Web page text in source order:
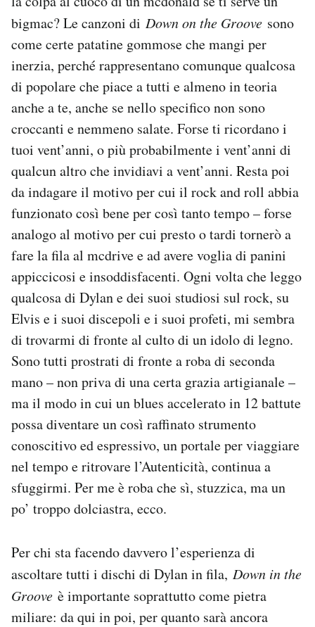
bigmac? Le canzoni di Down on the Groove sono
come certe patatine gommose che mangi per
inerzia, perché rappresentano comunque qualcosa
di popolare che piace a tutti e almeno in teoria
anche a te, anche se nello specifico non sono
croccanti e nemmeno salate. Forse ti ricordano i
tuoi vent’anni, o più probabilmente i vent’anni di
qualcun altro che invidiavi a vent’anni. Resta poi
da indagare il motivo per cui il rock and roll abbia
funzionato così bene per così tanto tempo – forse
analogo al motivo per cui presto o tardi tornerò a
fare la fila al mcdrive e ad avere voglia di panini
appiccicosi e insoddisfacenti. Ogni volta che leggo
qualcosa di Dylan e dei suoi studiosi sul rock, su
Elvis e i suoi discepoli e i suoi profeti, mi sembra
di trovarmi di fronte al culto di un idolo di legno.
Sono tutti prostrati di fronte a roba di seconda
mano – non priva di una certa grazia artigianale –
ma il modo in cui un blues accelerato in 12 battute
possa diventare un così raffinato strumento
conoscitivo ed espressivo, un portale per viaggiare
nel tempo e ritrovare l’Autenticità, continua a
sfuggirmi. Per me è roba che sì, stuzzica, ma un
po’ troppo dolciastra, ecco.
Per chi sta facendo davvero l’esperienza di
ascoltare tutti i dischi di Dylan in fila, Down in the
Groove è importante soprattutto come pietra
miliare: da qui in poi, per quanto sarà ancora